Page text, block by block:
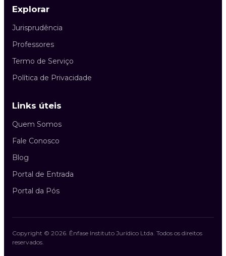
Explorar
Jurisprudência
Professores
Termo de Serviço
Política de Privacidade
Links úteis
Quem Somos
Fale Conosco
Blog
Portal de Entrada
Portal da Pós
Copyright © 2026. Ênfase Instituto Jurídico Ltda. Todos os direitos
reservados.